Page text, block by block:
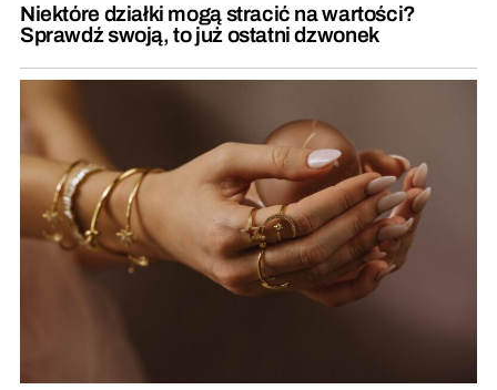
Niektóre działki mogą stracić na wartości?
Sprawdź swoją, to już ostatni dzwonek